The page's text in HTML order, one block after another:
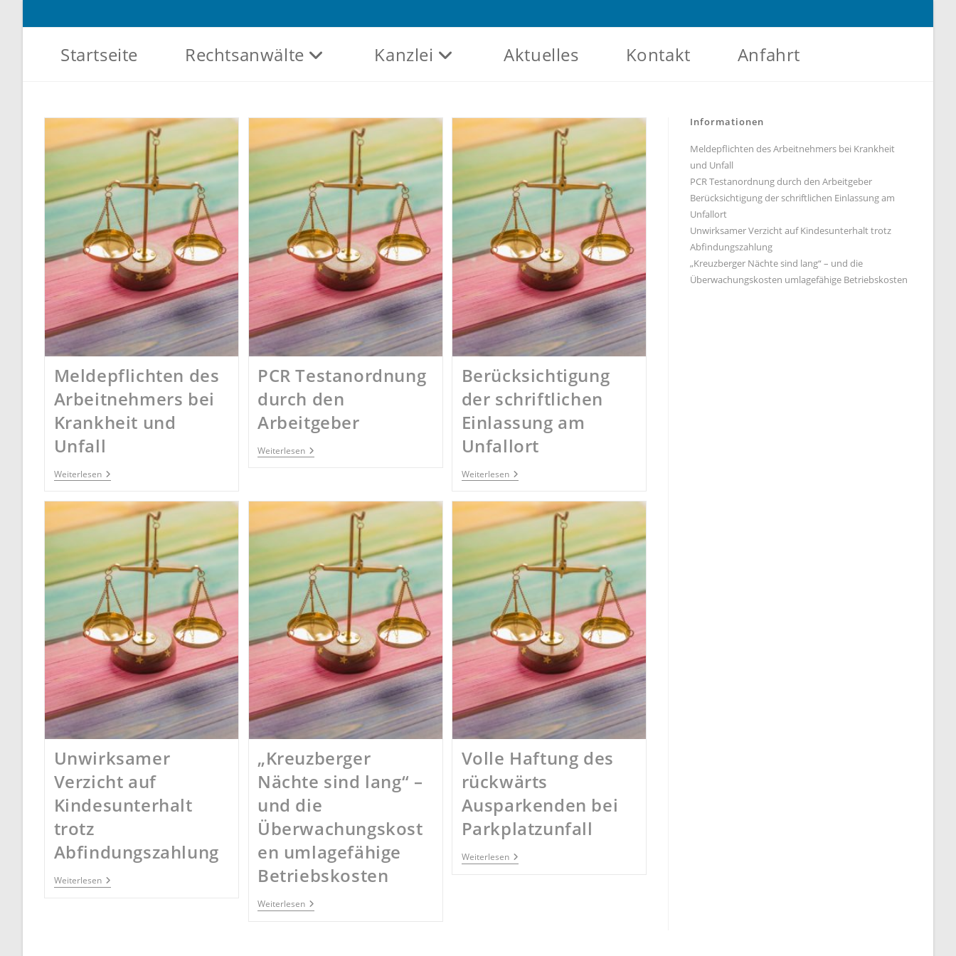
Inhalt
Startseite Rechtsanwälte Kanzlei Aktuelles Kontakt Anfahrt
Meldepflichten des
Arbeitnehmers bei
Krankheit und
Unfall
WeiterlesenMeldepflichten
Des
Bei
Krankheit
Unfall
PCR Testanordnung
durch den
Arbeitgeber
WeiterlesenPCR
Testanordnung
Berücksichtigung
der schriftlichen
Einlassung am
Unfallort
WeiterlesenBerücksichtigung
Der
Einlassung
Am
Unfallort
Unwirksamer
Verzicht auf
Kindesunterhalt
trotz
Abfindungszahlung
WeiterlesenUnwirksamer
Verzicht
„Kreuzberger
Nächte sind lang“ –
und die
Überwachungskost
en umlagefähige
Betriebskosten
Weiterlesen„Kreuzberger
Nächte
Volle Haftung des
rückwärts
Ausparkenden bei
Parkplatzunfall
WeiterlesenVolle
Haftung
Informationen
Meldepflichten des Arbeitnehmers bei Krankheit
und Unfall
PCR Testanordnung durch den Arbeitgeber
Berücksichtigung der schriftlichen Einlassung am
Unfallort
Unwirksamer Verzicht auf Kindesunterhalt trotz
Abfindungszahlung
„Kreuzberger Nächte sind lang“ – und die
Überwachungskosten umlagefähige Betriebskosten